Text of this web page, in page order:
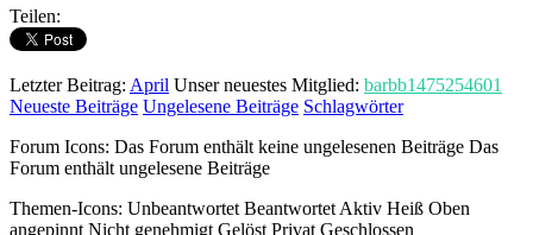
Teilen:
Letzter Beitrag: April Unser neuestes Mitglied: barbb1475254601
Neueste Beiträge Ungelesene Beiträge Schlagwörter
Forum Icons: Das Forum enthält keine ungelesenen Beiträge Das
Forum enthält ungelesene Beiträge
Themen-Icons: Unbeantwortet Beantwortet Aktiv Heiß Oben
angepinnt Nicht genehmigt Gelöst Privat Geschlossen